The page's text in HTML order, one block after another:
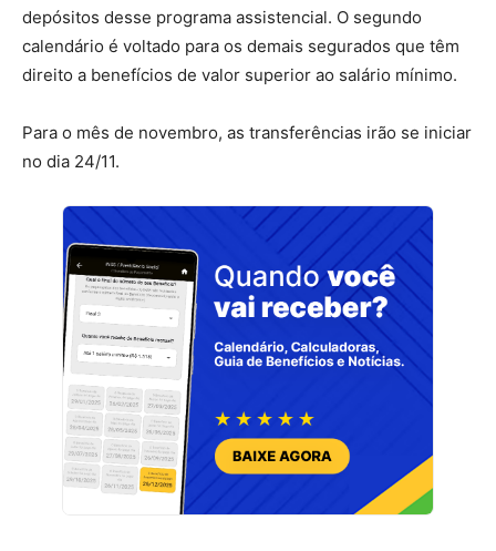
depósitos desse programa assistencial. O segundo
calendário é voltado para os demais segurados que têm
direito a benefícios de valor superior ao salário mínimo.
Para o mês de novembro, as transferências irão se iniciar
no dia 24/11.